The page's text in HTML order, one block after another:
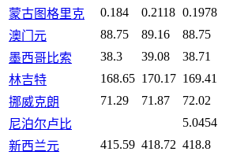
蒙古图格里克
0.184 0.2118 0.1978
澳门元
88.75 89.16
88.75
墨西哥比索
38.3 39.08
38.71
林吉特
168.65 170.17 169.41
挪威克朗
71.29 71.87
72.02
尼泊尔卢比
5.0454
新西兰元
415.59 418.72 418.8